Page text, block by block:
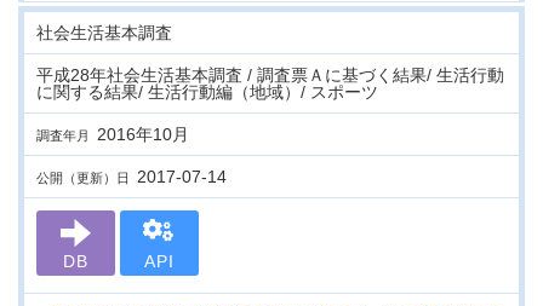
社会生活基本調査
平成28年社会生活基本調査 / 調査票Ａに基づく結果/ 生活行動
に関する結果/ 生活行動編（地域）/ スポーツ
調査年月 2016年10月
公開（更新）日 2017-07-14
DB API